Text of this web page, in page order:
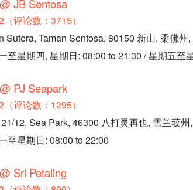
JB Sentosa
评论数：3715）
Sutera, Taman Sentosa, 80150 新山, 柔佛州,
至星期四, 星期日: 08:00 to 21:30 / 星期五至
PJ Seapark
评论数：1295）
12, Sea Park, 46300 八打灵再也, 雪兰莪州
至星期日: 08:00 to 22:00
Sri Petaling